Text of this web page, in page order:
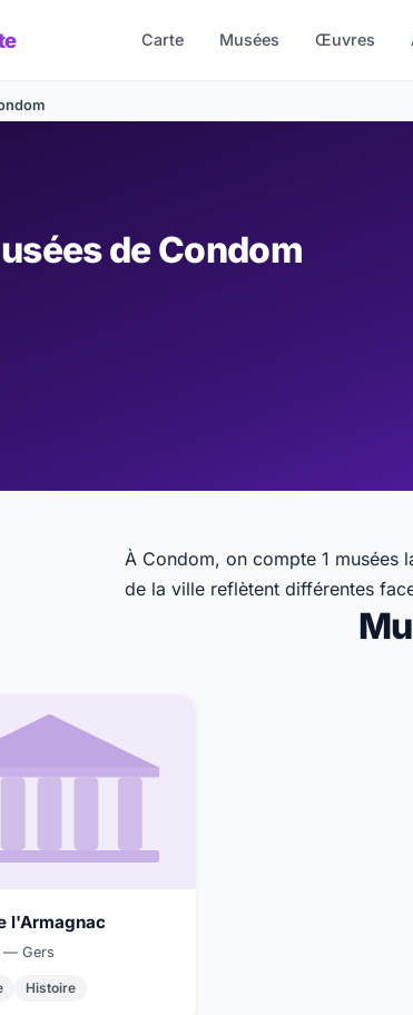
Carte Musées Œuvres
de Condom
À Condom, on compte 1 musées
de la ville reflètent différentes
l'Armagnac
— Gers
Histoire